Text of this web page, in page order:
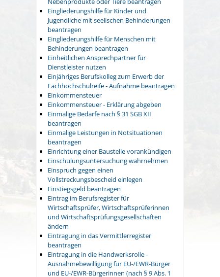
Eingliederungshilfe für Kinder und
Jugendliche mit seelischen Behinderungen
beantragen
Eingliederungshilfe für Menschen mit
Behinderungen beantragen
Einheitlichen Ansprechpartner für
Dienstleister nutzen
Einjähriges Berufskolleg zum Erwerb der
Fachhochschulreife - Aufnahme beantragen
Einkommensteuer
Einkommensteuer - Erklärung abgeben
Einmalige Bedarfe nach § 31 SGB XII
beantragen
Einmalige Leistungen in Notsituationen
beantragen
Einrichtung einer Baustelle vorankündigen
Einschulungsuntersuchung wahrnehmen
Einspruch gegen einen
Vollstreckungsbescheid einlegen
Einstiegsgeld beantragen
Eintrag im Berufsregister für
Wirtschaftsprüfer, Wirtschaftsprüferinnen
und Wirtschaftsprüfungsgesellschaften
ändern
Eintragung in das Vermittlerregister
beantragen
Eintragung in die Handwerksrolle -
Ausnahmebewilligung für EU-/EWR-Bürger
und EU-/EWR-Bürgerinnen (nach § 9 Abs. 1